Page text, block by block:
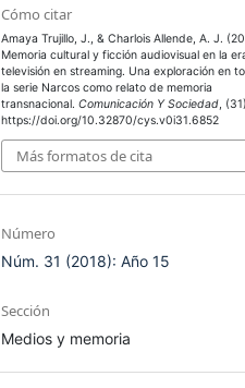
Cómo citar
Amaya Trujillo, J., & Charlois Allende, A. J.
Memoria cultural y ficción audiovisual en la
televisión en streaming. Una exploración en
la serie Narcos como relato de memoria
transnacional.Comunicación Y Sociedad,
https://doi.org/10.32870/cys.v0i31.6852
Más formatos de cita
Número
Núm. 31 (2018): Año 15
Sección
Medios y memoria